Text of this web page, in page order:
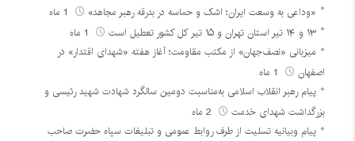
«وداعی به وسعت ایران؛ اشک و حماسه در بدرقه رهبر مجاهد»
۱۳ و ۱۴ تیر استان تهران و ۱۵ تیر کل کشور تعطیل است
میزبانی «نصف‌جهان» از مکتب مقاومت؛ آغاز هفته «شهدای اقتدار» در
اصفهان
پیام رهبر انقلاب اسلامی به‌مناسبت دومین سالگرد شهادت شهید رئیسی و
بزرگداشت شهدای خدمت
پیام وبیانیه تسلیت از طرف روابط عمومی و تبلیغات سپاه حضرت صاحب